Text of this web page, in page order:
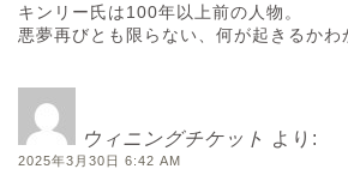
キンリー氏は100年以上前の人物。
悪夢再びとも限らない、何が起きるかわ
ウィニングチケット より:
2025年3月30日 6:42 AM